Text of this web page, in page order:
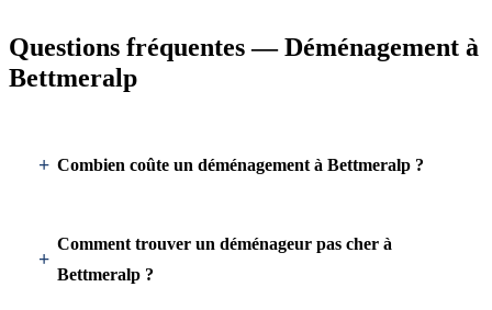
Questions fréquentes — Déménagement à
Bettmeralp
Combien coûte un déménagement à Bettmeralp ?
Comment trouver un déménageur pas cher à
Bettmeralp ?